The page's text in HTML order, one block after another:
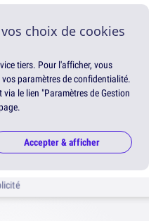
choix de cookies
tiers. Pour l'afficher, vous
paramètres de confidentialité.
le lien "Paramètres de Gestion
Accepter & afficher